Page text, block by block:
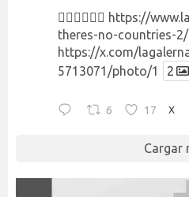
👉🏻👉🏻👉🏻 https://
theres-no-countries-2/
https://x.com/
5713071/photo/1
2
6 17 X
Cargar